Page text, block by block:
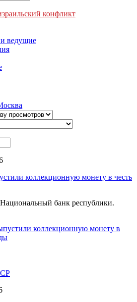
конфликт
ведущие
коллекционную монету в честь
банк республики.